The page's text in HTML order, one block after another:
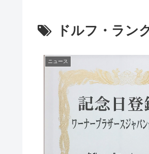
ドルフ・ラン
ニュース